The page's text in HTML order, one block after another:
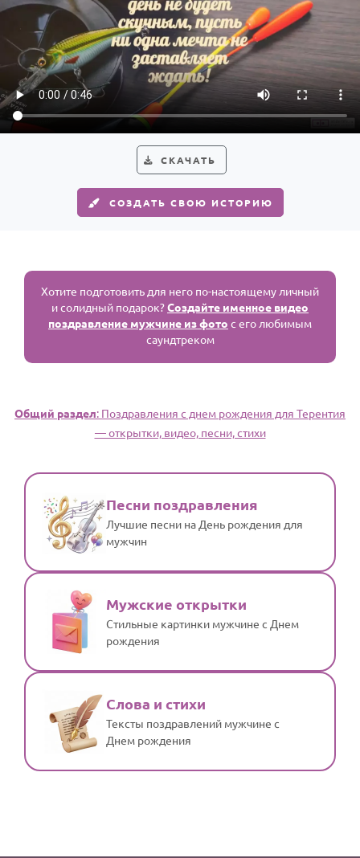
СКАЧАТЬ
СОЗДАТЬ СВОЮ ИСТОРИЮ
Хотите подготовить для него по-настоящему личный
и солидный подарок?Создайте именное видео
поздравление мужчине из фото с его любимым
саундтреком
Общий раздел: Поздравления с днем рождения для Терентия
— открытки, видео, песни, стихи
Песни поздравления
Лучшие песни на День рождения для
мужчин
Мужские открытки
Стильные картинки мужчине с Днем
рождения
Слова и стихи
Тексты поздравлений мужчине с
Днем рождения